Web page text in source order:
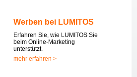
Werben bei LUMITOS
Erfahren Sie, wie LUMITOS Sie
beim Online-Marketing
unterstützt.
mehr erfahren >